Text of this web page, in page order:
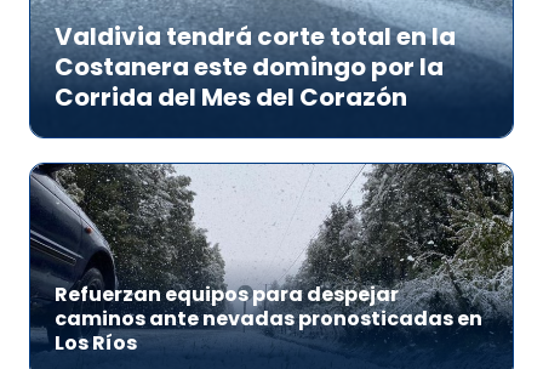
Valdivia tendrá corte total en la
Costanera este domingo por la
Corrida del Mes del Corazón
Refuerzan equipos para despejar
caminos ante nevadas pronosticadas en
Los Ríos